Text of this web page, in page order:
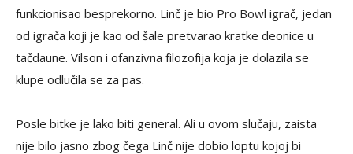
funkcionisao besprekorno. Linč je bio Pro Bowl igrač, jedan
od igrača koji je kao od šale pretvarao kratke deonice u
tačdaune. Vilson i ofanzivna filozofija koja je dolazila se
klupe odlučila se za pas.
Posle bitke je lako biti general. Ali u ovom slučaju, zaista
nije bilo jasno zbog čega Linč nije dobio loptu kojoj bi